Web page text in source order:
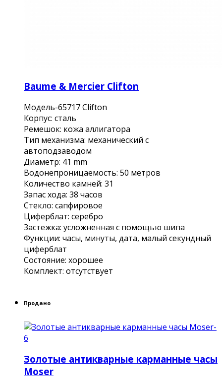
Baume & Mercier Clifton
Модель-65717 Clifton
Корпус: сталь
Ремешок: кожа аллигатора
Тип механизма: механический с
автоподзаводом
Диаметр: 41 mm
Водонепроницаемость: 50 метров
Количество камней: 31
Запас хода: 38 часов
Стекло: сапфировое
Циферблат: серебро
Застежка: усложненная с помощью шипа
Функции: часы, минуты, дата, малый секундный
циферблат
Состояние: хорошее
Комплект: отсутствует
Продано
Золотые антикварные карманные часы
Moser